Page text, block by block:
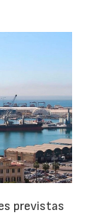
previstas